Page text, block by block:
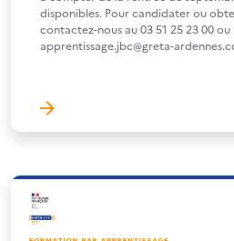
disponibles. Pour candidater ou
contactez-nous au 03 51 25 23 00 ou
apprentissage.jbc@greta-